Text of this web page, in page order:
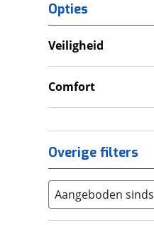
Opties
Veiligheid
Comfort
Overige filters
Aangeboden sinds